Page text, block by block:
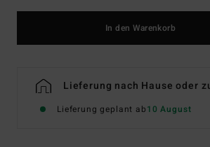
In den Warenkorb
Lieferung nach Hause oder
Lieferung geplant ab10 August